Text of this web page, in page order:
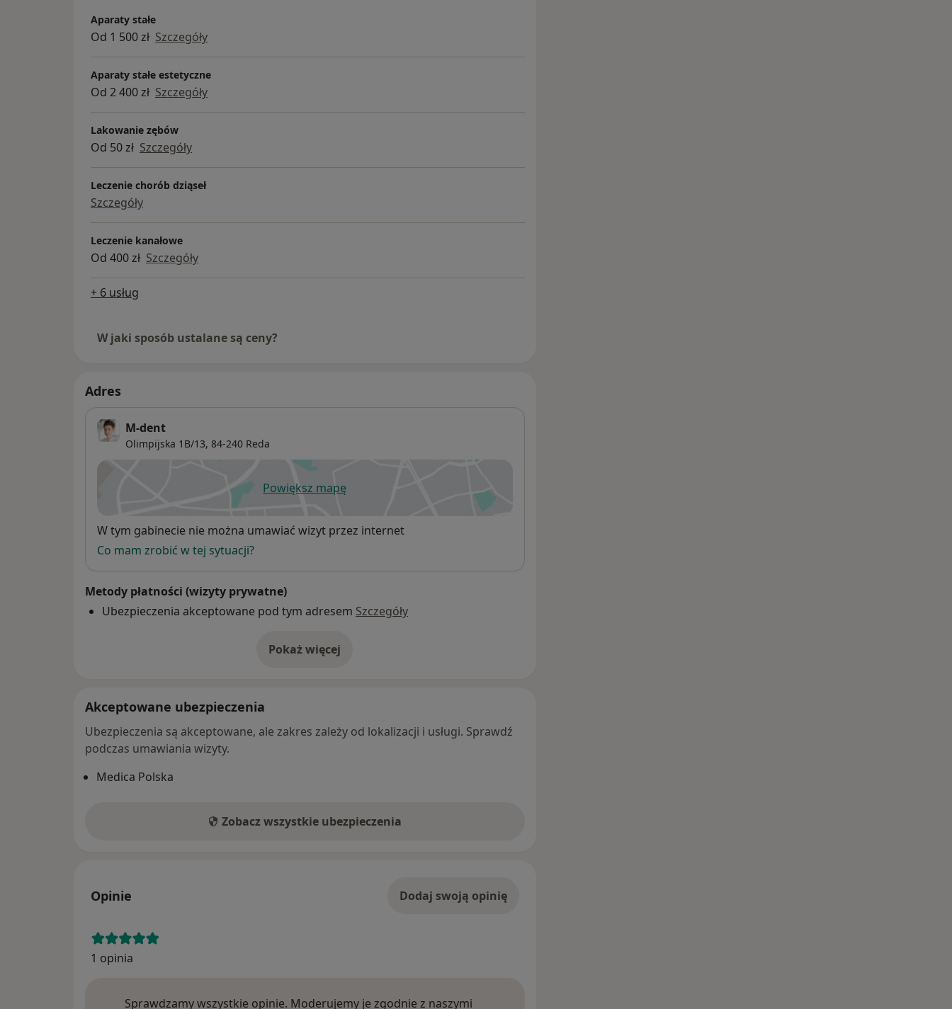
Aparaty stałe
Od 1 500 zł Szczegóły
Aparaty stałe estetyczne
Od 2 400 zł Szczegóły
Lakowanie zębów
Od 50 zł Szczegóły
Leczenie chorób dziąseł
Szczegóły
Leczenie kanałowe
Od 400 zł Szczegóły
+ 6 usług
W jaki sposób ustalane są ceny?
Adres
M-dent
Olimpijska 1B/13, 84-240 Reda
Powiększ mapęotwiera się w nowej karcie
Dostępność
W tym gabinecie nie można umawiać wizyt przez internet
Co mam zrobić w tej sytuacji?
Metody płatności (wizyty prywatne)
Ubezpieczenia akceptowane pod tym adresem Szczegóły
Pokaż więcej
o adresie
Akceptowane ubezpieczenia
Ubezpieczenia są akceptowane, ale zakres zależy od lokalizacji i usługi. Sprawdź
podczas umawiania wizyty.
Medica Polska
Zobacz wszystkie ubezpieczenia
Opinie Dodaj swoją opinię
1 opinia
Sprawdzamy wszystkie opinie. Moderujemy je zgodnie z naszymi